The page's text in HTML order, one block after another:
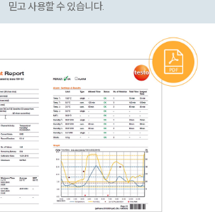
믿고 사용할 수 있습니다.